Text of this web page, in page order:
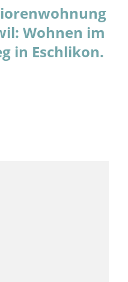
Wohnen im
in Eschlikon.